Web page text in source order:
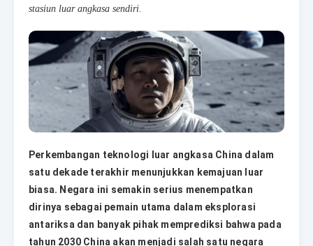
stasiun luar angkasa sendiri.
Perkembangan teknologi luar angkasa China dalam
satu dekade terakhir menunjukkan kemajuan luar
biasa. Negara ini semakin serius menempatkan
dirinya sebagai pemain utama dalam eksplorasi
antariksa dan banyak pihak memprediksi bahwa pada
tahun 2030 China akan menjadi salah satu negara